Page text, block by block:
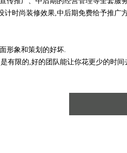
时尚装修效果,中后期免费给予推广
形象和策划的好坏.
限的,好的团队能让你花更少的时间